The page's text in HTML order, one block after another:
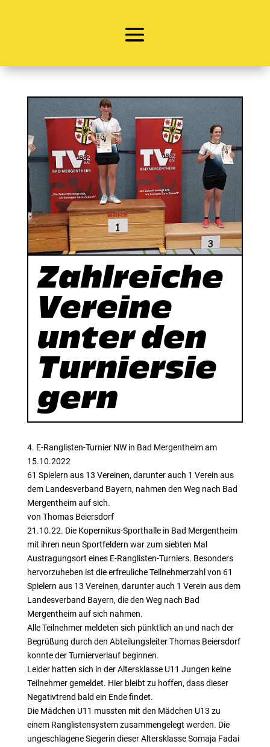
Zahlreiche
Vereine
unter den
Turniersie
gern
4. E-Ranglisten-Turnier NW in Bad Mergentheim am
15.10.2022
61 Spielern aus 13 Vereinen, darunter auch 1 Verein aus
dem Landesverband Bayern, nahmen den Weg nach Bad
Mergentheim auf sich.
von Thomas Beiersdorf
21.10.22. Die Kopernikus-Sporthalle in Bad Mergentheim
mit ihren neun Sportfeldern war zum siebten Mal
Austragungsort eines E-Ranglisten-Turniers. Besonders
hervorzuheben ist die erfreuliche Teilnehmerzahl von 61
Spielern aus 13 Vereinen, darunter auch 1 Verein aus dem
Landesverband Bayern, die den Weg nach Bad
Mergentheim auf sich nahmen.
Alle Teilnehmer meldeten sich pünktlich an und nach der
Begrüßung durch den Abteilungsleiter Thomas Beiersdorf
konnte der Turnierverlauf beginnen.
Leider hatten sich in der Altersklasse U11 Jungen keine
Teilnehmer gemeldet. Hier bleibt zu hoffen, dass dieser
Negativtrend bald ein Ende findet.
Die Mädchen U11 mussten mit den Mädchen U13 zu
einem Ranglistensystem zusammengelegt werden. Die
ungeschlagene Siegerin dieser Altersklasse Somaja Fadai